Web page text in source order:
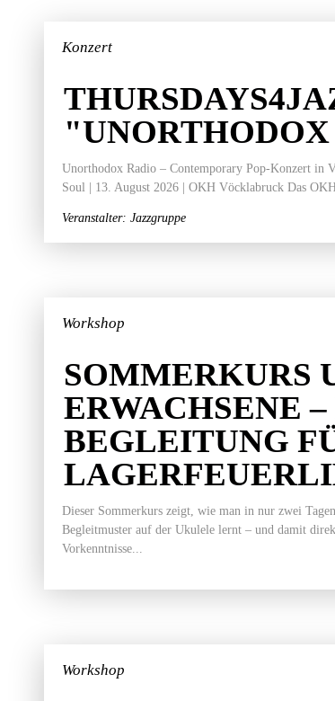
Konzert
Unorthodox Radio – Contemporary Pop-Konzert in
Soul | 13. August 2026 | OKH Vöcklabruck Das
Veranstalter: Jazzgruppe
Workshop
SOMMERKURS
ERWACHSENE
BEGLEITUNG
Dieser Sommerkurs zeigt, wie man in nur zwei
Begleitmuster auf der Ukulele lernt – und damit
Vorkenntnisse...
Workshop